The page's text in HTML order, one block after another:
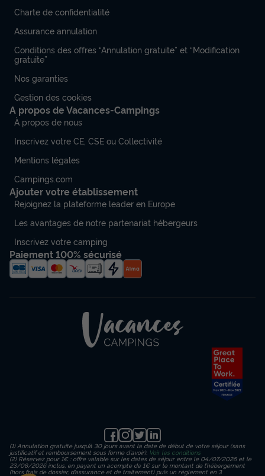
Charte de confidentialité
Assurance annulation
Conditions des offres “Annulation gratuite” et “Modification
gratuite”
Nos garanties
Gestion des cookies
A propos de Vacances-Campings
À propos de nous
Inscrivez votre CE, CSE ou Collectivité
Mentions légales
Campings.com
Ajouter votre établissement
Rejoignez la plateforme leader en Europe
Les avantages de notre partenariat hébergeurs
Inscrivez votre camping
Paiement 100% sécurisé
(1) Annulation gratuite jusqu’à 30 jours avant la date de début de votre séjour (sans
justificatif et remboursement sous forme d'avoir). Voir les conditions
(2) Réservez pour 1€ : offre valable sur les dates de séjour entre le 04/07/2026 et le
23/08/2026 inclus, en payant un acompte de 1€ sur le montant de l’hébergement
(hors frais de dossier, d’assurance et de traitement) puis un règlement en 3